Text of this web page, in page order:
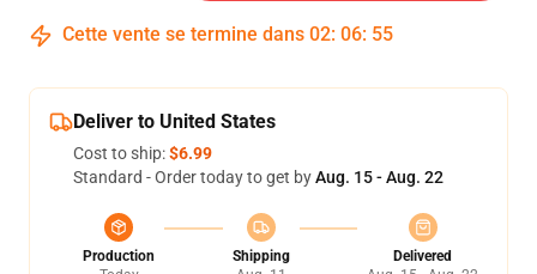
Cette vente se termine dans 02: 06: 54
Deliver to United States
Cost to ship:$6.99
Standard - Order today to get byAug. 15 - Aug. 22
Production
Shipping
Delivered